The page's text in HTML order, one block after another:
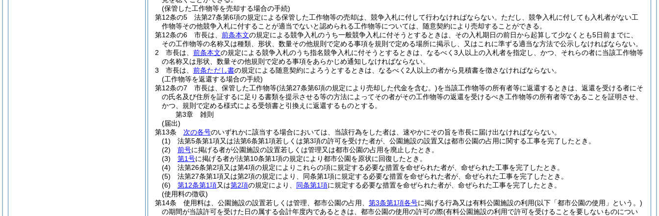
(保管した工作物等を売却する場合の手続)
第12条の5
法第27条第6項の規定による保管した工作物等の売却は、競争入札に付して行わなければならない。 ただし、競争入札に付しても入札者がない工
作物等その他競争入札に付することが適当でないと認められる工作物等については、随意契約により売却することができる。
第12条の6
市長は、 前条本文の規定による競争入札のうち一般競争入札に付そうとするときは、その入札期日の前日から起算して少なくとも5日前までに、
その工作物等の名称又は種類、形状、数量その他規則で定める事項を規則で定める場所に掲示し、又はこれに準ずる適当な方法で公示しなければならない。
2
市長は、 前条本文の規定による競争入札のうち指名競争入札に付そうとするときは、なるべく3人以上の入札者を指定し、かつ、それらの者に当該工作物等
の名称又は形状、数量その他規則で定める事項をあらかじめ通知しなければならない。
3
市長は、 前条ただし書の規定による随意契約によろうとするときは、なるべく2人以上の者から見積書を徴さなければならない。
(工作物等を返還する場合の手続)
第12条の7
市長は、保管した工作物等(法第27条第6項の規定により売却した代金を含む。)を当該工作物等の所有者等に返還するときは、返還を受ける者にそ
の氏名及び住所を証するに足りる書類を提示させる等の方法によってその者がその工作物等の返還を受けるべき工作物等の所有者等であることを証明させ、
かつ、規則で定める様式による受領書と引換えに返還するものとする。
第3章
雑則
(届出)
第13条
次の各号のいずれかに該当する場合においては、当該行為をした者は、速やかにその旨を市長に届け出なければならない。
(1)
法第5条第1項又は法第6条第1項若しくは第3項の許可を受けた者が、公園施設の設置又は都市公園の占用に関する工事を完了したとき。
(2)
前号に掲げる者が公園施設の設置若しくは管理又は都市公園の占用を廃止したとき。
(3)
第1号に掲げる者が法第10条第1項の規定により都市公園を原状に回復したとき。
(4)
法第26条第2項又は第4項の規定によりこれらの項に規定する必要な措置を命ぜられた者が、命ぜられた工事を完了したとき。
(5)
法第27条第1項又は第2項の規定により、同条第1項に規定する必要な措置を命ぜられた者が、命ぜられた工事を完了したとき。
(6)
第12条第1項又は第2項の規定により、 同条第1項に規定する必要な措置を命ぜられた者が、命ぜられた工事を完了したとき。
(使用料の徴収)
第14条
使用料は、公園施設の設置若しくは管理、都市公園の占用、 第3条第1項各号に掲げる行為又は有料公園施設の利用(以下「都市公園の使用」という。)
の期間が当該許可を受けた日の属する会計年度内であるときは、都市公園の使用の許可の際(有料公園施設の利用で許可を受けることを要しないものについ